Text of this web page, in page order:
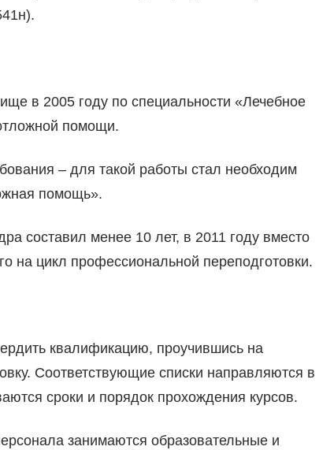
в 2005 году по специальности «Лечебное
помощи.
– для такой работы стал необходим
помощь».
составил менее 10 лет, в 2011 году вместо
на цикл профессиональной переподготовки.
квалификацию, проучившись на
Соответствующие списки направляются в
сроки и порядок прохождения курсов.
занимаются образовательные и